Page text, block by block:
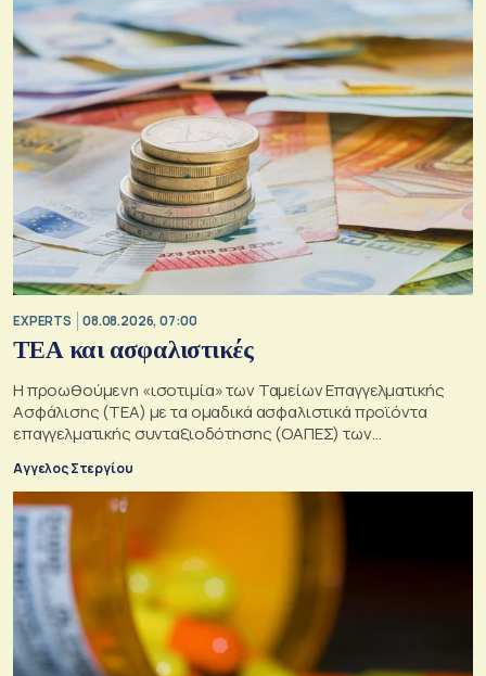
EXPERTS 08.08.2026, 07:00
ΤΕΑ και ασφαλιστικές
Η προωθούμενη «ισοτιμία» των Ταμείων Επαγγελματικής
Ασφάλισης (ΤΕΑ) με τα ομαδικά ασφαλιστικά προϊόντα
επαγγελματικής συνταξιοδότησης (ΟΑΠΕΣ) των
Αγγελος Στεργίου